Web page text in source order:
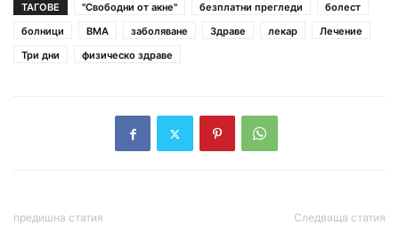
ТАГОВЕ "Свободни от акне" безплатни прегледи
болест
болници
ВМА заболяване Здраве лекар
Лечение
Три дни
физическо здраве
предишна статия Следваща статия